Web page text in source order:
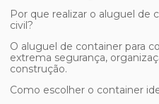
Por que realizar o aluguel de
civil?
O aluguel de container para
extrema segurança,
construção.
Como escolher o container